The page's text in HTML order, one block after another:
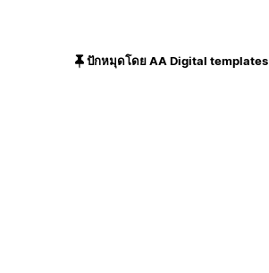
ปักหมุดโดย AA Digital templates